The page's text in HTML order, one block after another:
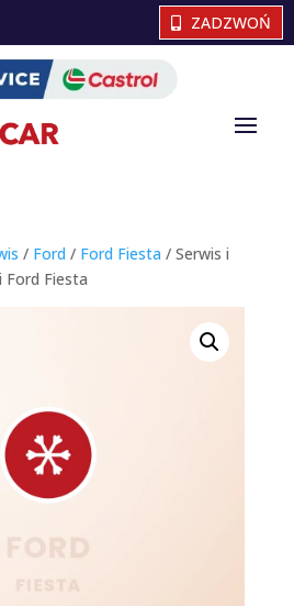
ZADZWOŃ
/ Ford / Ford Fiesta / Serwis i
Ford Fiesta